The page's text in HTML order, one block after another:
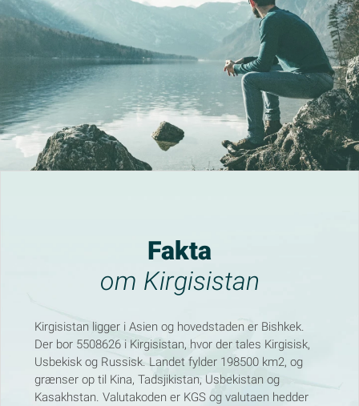
Fakta
om Kirgisistan
Kirgisistan ligger i Asien og hovedstaden er Bishkek.
Der bor 5508626 i Kirgisistan, hvor der tales Kirgisisk,
Usbekisk og Russisk. Landet fylder 198500 km2, og
grænser op til Kina, Tadsjikistan, Usbekistan og
Kasakhstan. Valutakoden er KGS og valutaen hedder